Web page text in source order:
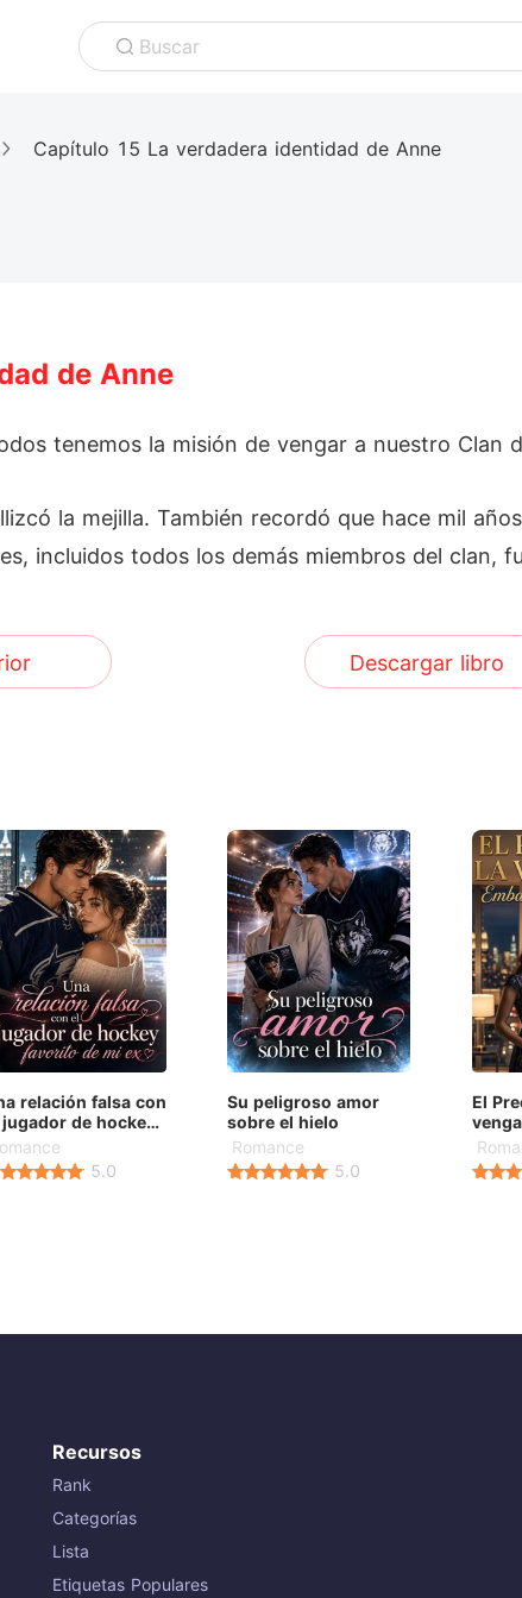
Buscar
Capítulo 15 La verdadera identidad de Anne
de Anne
tenemos la misión de vengar a nuestro Clan
la mejilla. También recordó que hace mil
incluidos todos los demás miembros del clan,
Descargar libro
relación falsa con
de hockey
de mi ex
5.0
Su peligroso amor
sobre el hielo
Romance
5.0
El
Recursos
Rank
Categorías
Lista
Etiquetas Populares